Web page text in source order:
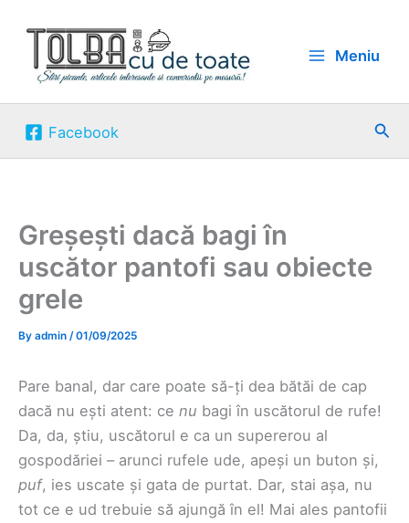
content
Meniu
Facebook
Greșești dacă bagi în
uscător pantofi sau obiecte
grele
By admin /01/09/2025
Pare banal, dar care poate să-ți dea bătăi de cap
dacă nu ești atent: ce nu bagi în uscătorul de rufe!
Da, da, știu, uscătorul e ca un supererou al
gospodăriei – arunci rufele ude, apeși un buton și,
puf, ies uscate și gata de purtat. Dar, stai așa, nu
tot ce e ud trebuie să ajungă în el! Mai ales pantofii